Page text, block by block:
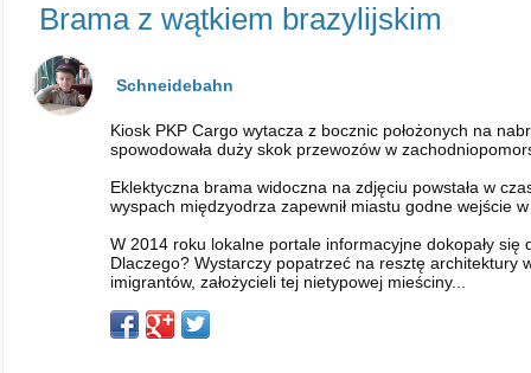
Brama z wątkiem brazylijskim
Schneidebahn
Kiosk PKP Cargo wytacza z bocznic położonych na
spowodowała duży skok przewozów w
Eklektyczna brama widoczna na zdjęciu powstała w
wyspach międzyodrza zapewnił miastu godne wejście
W 2014 roku lokalne portale informacyjne dokopały
Dlaczego? Wystarczy popatrzeć na resztę architektury
imigrantów, założycieli tej nietypowej mieściny...